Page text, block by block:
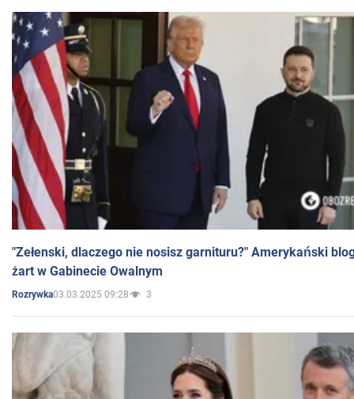
"Zełenski, dlaczego nie nosisz garnituru?" Amerykański
żart w Gabinecie Owalnym
Rozrywka03.03.2025 09:28 3